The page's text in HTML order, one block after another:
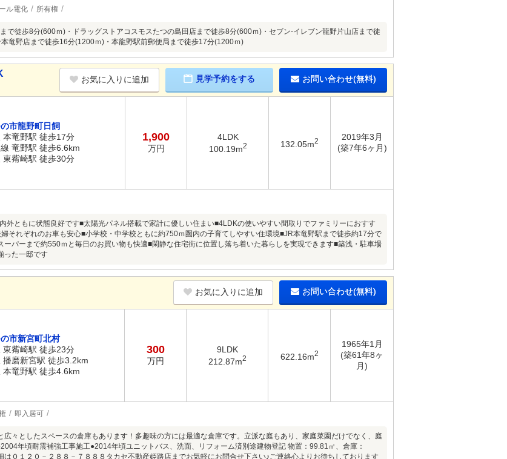
ル電化 所有権
で徒歩8分(600ｍ)・ドラッグストアコスモスたつの島田店まで徒歩8分(600ｍ)・セブン-イレブン龍野片山店まで徒
竜野店まで徒歩16分(1200ｍ)・本龍野駅前郵便局まで徒歩17分(1200ｍ)
お気に入りに追加 見学予約をする お問い合わせ(無料)
市龍野町日飼
本竜野駅 徒歩17分
線 竜野駅 徒歩6.6km
東觜崎駅 徒歩30分
1,900
万円
4LDK
100.19m2 132.05m2
2019年3月
(築7年6ヶ月)
外ともに状態良好です■太陽光パネル搭載で家計に優しい住まい■4LDKの使いやすい間取りでファミリーにおすす
それぞれのお車も安心■小学校・中学校ともに約750ｍ圏内の子育てしやすい住環境■JR本竜野駅まで徒歩約17分で
ーパーまで約550ｍと毎日のお買い物も快適■閑静な住宅街に位置し落ち着いた暮らしを実現できます■築浅・駐車場
った一邸です
お気に入りに追加 お問い合わせ(無料)
市新宮町北村
東觜崎駅 徒歩23分
播磨新宮駅 徒歩3.2km
本竜野駅 徒歩4.6km
300
万円
9LDK
212.87m2 622.16m2
1965年1月
(築61年8ヶ
月)
即入居可
広々としたスペースの倉庫もあります！多趣味の方には最適な倉庫です。立派な庭もあり、家庭菜園だけでなく、庭
年頃耐震補強工事施工●2014年頃ユニットバス、洗面、リフォーム済別途建物登記 物置：99.81㎡、倉庫：
は０１２０－２８８－７８８８タカセ不動産姫路店までお気軽にお問合せ下さい♪ご連絡心よりお待ちしております